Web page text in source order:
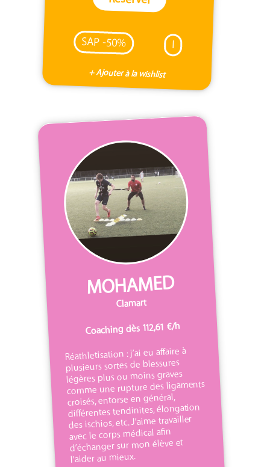
SAP -50% I
+ Ajouter à la wishlist
MOHAMED
Clamart
Coaching dès 112,61 €/h
Réathletisation : j’ai eu affaire à
plusieurs sortes de blessures
légères plus ou moins graves
comme une rupture des ligaments
croisés, entorse en général,
différentes tendinites, élongation
des ischios, etc. J’aime travailler
avec le corps médical afin
d’échanger sur mon élève et
l’aider au mieux.